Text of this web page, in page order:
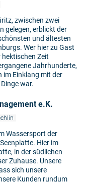
zwischen zwei
gelegen, erblickt der
und ältesten
Wer hier zu Gast
Zeit
Jahrhunderte,
im Einklang mit der
war.
e.K.
Wassersport der
Hier im
in der südlichen
Zuhause. Unsere
sich unsere
Kunden rundum